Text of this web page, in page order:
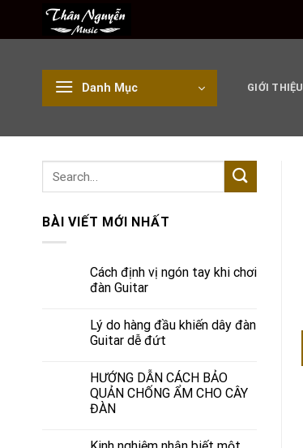
Danh Mục GIỚI THIỆU
BÀI VIẾT MỚI NHẤT
Cách định vị ngón tay khi chơi
đàn Guitar
Lý do hàng đầu khiến dây đàn
Guitar dễ đứt
HƯỚNG DẪN CÁCH BẢO
QUẢN CHỐNG ẨM CHO CÂY
ĐÀN